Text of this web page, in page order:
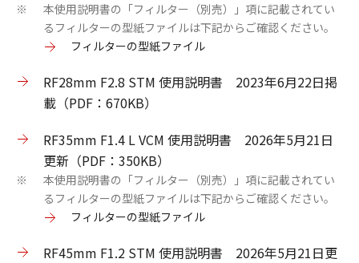
※
本使用説明書の「フィルター（別売）」項に記載されてい
るフィルターの型紙ファイルは下記からご確認ください。
フィルターの型紙ファイル
RF28mm F2.8 STM 使用説明書 2023年6月22日掲
載（PDF：670KB）
RF35mm F1.4 L VCM 使用説明書 2026年5月21日
更新（PDF：350KB）
※
本使用説明書の「フィルター（別売）」項に記載されてい
るフィルターの型紙ファイルは下記からご確認ください。
フィルターの型紙ファイル
RF45mm F1.2 STM 使用説明書 2026年5月21日更